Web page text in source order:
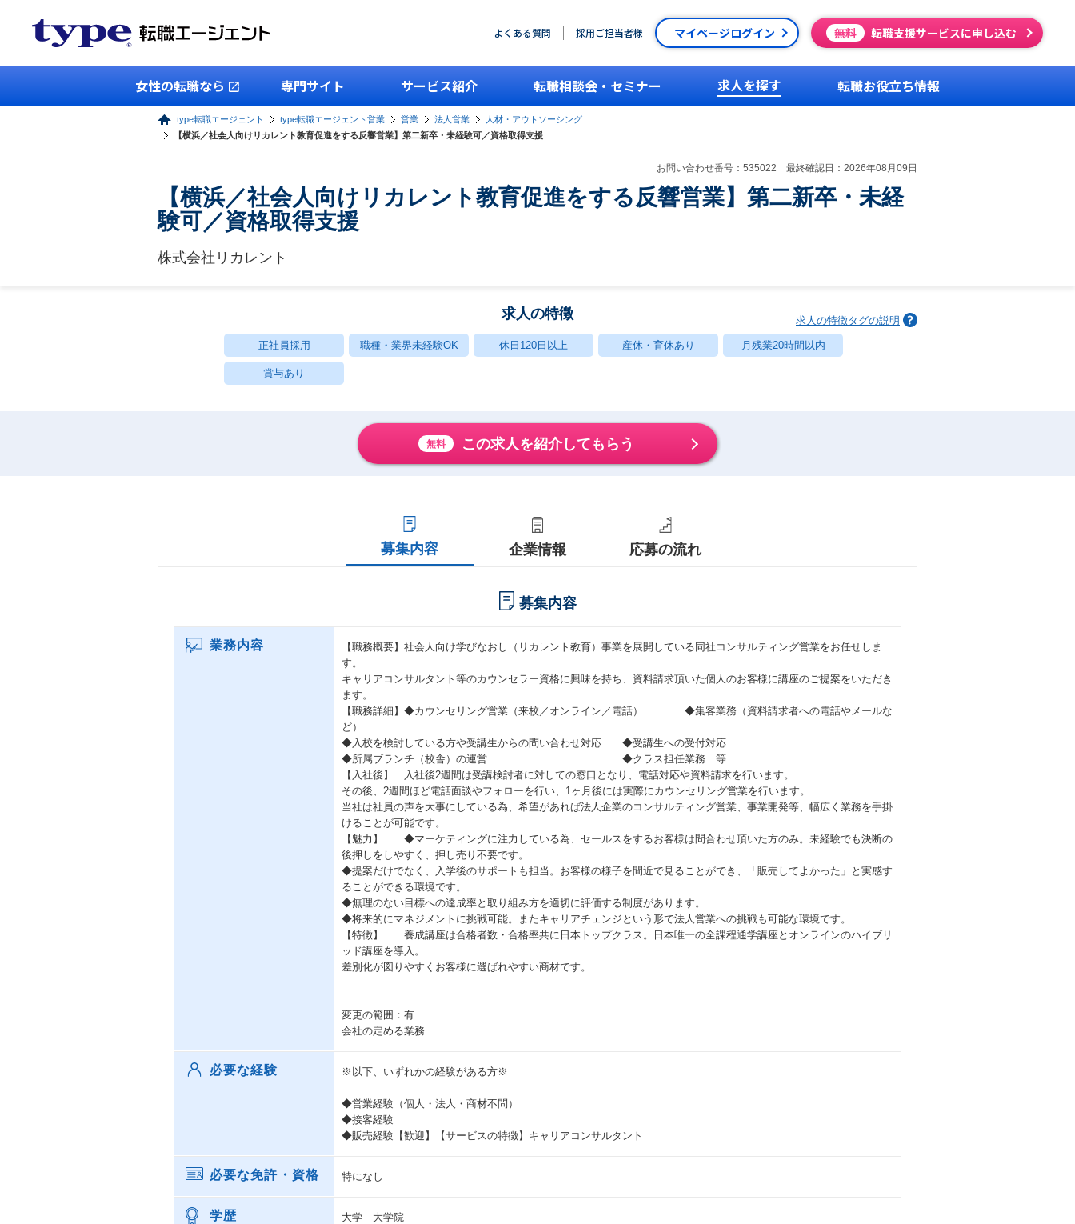
よくある質問 採用ご担当者様 マイページログイン 無料 転職支援サービスに申し込む
女性の転職なら 専門サイト サービス紹介 転職相談会・セミナー 求人を探す 転職お役立ち情報
type転職エージェント type転職エージェント営業 営業 法人営業
人材・アウトソーシング
【横浜／社会人向けリカレント教育促進をする反響営業】第二新卒・未経験可／資格取得支援
お問い合わせ番号：535022 最終確認日：2026年08月09日
【横浜／社会人向けリカレント教育促進をする反響営業】第二新卒・未経
験可／資格取得支援
株式会社リカレント
求人の特徴 求人の特徴タグの説明
正社員採用 職種・業界未経験OK 休日120日以上 産休・育休あり 月残業20時間以内
賞与あり
無料 この求人を紹介してもらう
募集内容 企業情報 応募の流れ
募集内容
業務内容
【職務概要】社会人向け学びなおし（リカレント教育）事業を展開している同社コンサルティング営業をお任せしま
す。
キャリアコンサルタント等のカウンセラー資格に興味を持ち、資料請求頂いた個人のお客様に講座のご提案をいただき
ます。
【職務詳細】◆カウンセリング営業（来校／オンライン／電話） ◆集客業務（資料請求者への電話やメールな
ど）
◆入校を検討している方や受講生からの問い合わせ対応 ◆受講生への受付対応
◆所属ブランチ（校舎）の運営 ◆クラス担任業務 等
【入社後】 入社後2週間は受講検討者に対しての窓口となり、電話対応や資料請求を行います。
その後、2週間ほど電話面談やフォローを行い、1ヶ月後には実際にカウンセリング営業を行います。
当社は社員の声を大事にしている為、希望があれば法人企業のコンサルティング営業、事業開発等、幅広く業務を手掛
けることが可能です。
【魅力】 ◆マーケティングに注力している為、セールスをするお客様は問合わせ頂いた方のみ。未経験でも決断の
後押しをしやすく、押し売り不要です。
◆提案だけでなく、入学後のサポートも担当。お客様の様子を間近で見ることができ、「販売してよかった」と実感す
ることができる環境です。
◆無理のない目標への達成率と取り組み方を適切に評価する制度があります。
◆将来的にマネジメントに挑戦可能。またキャリアチェンジという形で法人営業への挑戦も可能な環境です。
【特徴】 養成講座は合格者数・合格率共に日本トップクラス。日本唯一の全課程通学講座とオンラインのハイブリ
ッド講座を導入。
差別化が図りやすくお客様に選ばれやすい商材です。
変更の範囲：有
会社の定める業務
必要な経験 ※以下、いずれかの経験がある方※
◆営業経験（個人・法人・商材不問）
◆接客経験
◆販売経験【歓迎】【サービスの特徴】キャリアコンサルタント
必要な免許・資格 特になし
学歴 大学 大学院